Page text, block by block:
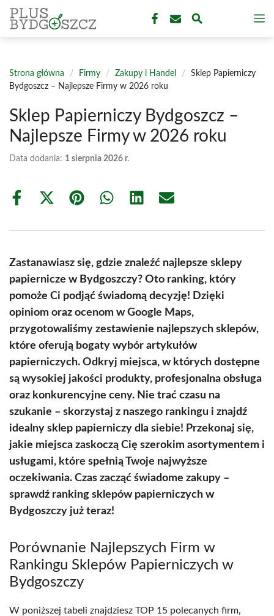
Przejdź
do
treści
Strona główna / Firmy / Zakupy i Handel /
Sklep Papierniczy
Bydgoszcz – Najlepsze Firmy w 2026 roku
Sklep Papierniczy Bydgoszcz –
Najlepsze Firmy w 2026 roku
Data dodania: 1 sierpnia 2026 r.
Share
Share
(Twitter)
Share Share Share Share
Zastanawiasz się, gdzie znaleźć najlepsze sklepy
papiernicze w Bydgoszczy? Oto ranking, który
pomoże Ci podjąć świadomą decyzję! Dzięki
opiniom oraz ocenom w Google Maps,
przygotowaliśmy zestawienie najlepszych sklepów,
które oferują bogaty wybór artykułów
papierniczych. Odkryj miejsca, w których dostępne
są wysokiej jakości produkty, profesjonalna obsługa
oraz konkurencyjne ceny. Nie trać czasu na
szukanie – skorzystaj z naszego rankingu i znajdź
idealny sklep papierniczy dla siebie! Przekonaj się,
jakie miejsca zaskoczą Cię szerokim asortymentem i
usługami, które spełnią Twoje najwyższe
oczekiwania. Czas zacząć świadome zakupy –
sprawdź ranking sklepów papierniczych w
Bydgoszczy już teraz!
Porównanie Najlepszych Firm w
Rankingu Sklepów Papierniczych w
Bydgoszczy
W poniższej tabeli znajdziesz TOP 15 polecanych firm,